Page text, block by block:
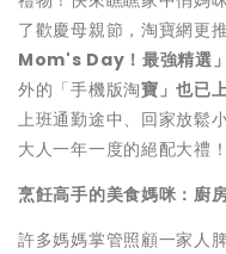
了歡慶母親節，淘寶網更
Mom's Day ！最強精選
外的「手機版淘寶」也已
上班通勤途中、回家放鬆
大人一年一度的絕配大禮！
烹飪高手的美食媽咪：廚
許多媽媽掌管照顧一家人